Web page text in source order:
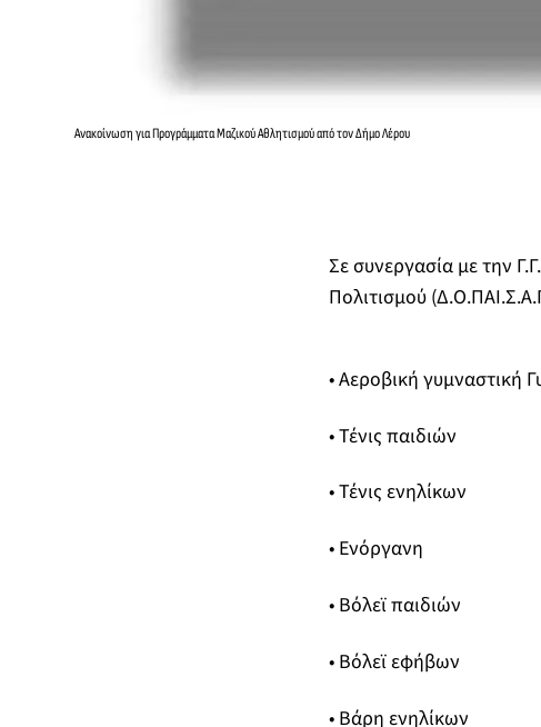
Ανακοίνωση για Προγράμματα Μαζικού Αθλητισμού από τον Δήμο Λέρου
Σε συνεργασία με την
Πολιτισμού
• Αεροβική γυμναστική
• Τένις παιδιών
• Τένις ενηλίκων
• Ενόργανη
• Βόλεϊ παιδιών
• Βόλεϊ εφήβων
• Βάρη ενηλίκων